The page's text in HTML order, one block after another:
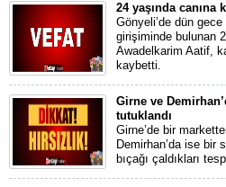
24 yaşında canına
Gönyeli’de dün gece
girişiminde bulunan
Awadelkarim Aatif,
kaybetti.
Girne ve
tutuklandı
Girne’de bir
Demirhan’da ise bir
bıçağı çaldıkları